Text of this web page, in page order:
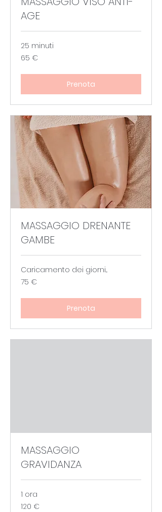
AGE
25 minuti
65
euro
65 €
Prenota
MASSAGGIO DRENANTE
GAMBE
Caricamento dei giorni...
75
euro
75 €
Prenota
MASSAGGIO
GRAVIDANZA
1 ora
120
euro
120 €